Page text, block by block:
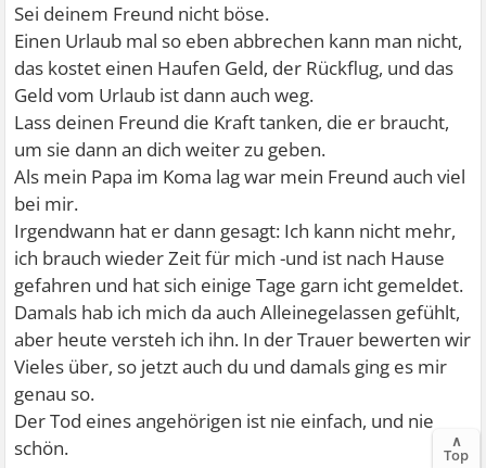
Sei deinem Freund nicht böse.
Einen Urlaub mal so eben abbrechen kann man nicht,
das kostet einen Haufen Geld, der Rückflug, und das
Geld vom Urlaub ist dann auch weg.
Lass deinen Freund die Kraft tanken, die er braucht,
um sie dann an dich weiter zu geben.
Als mein Papa im Koma lag war mein Freund auch viel
bei mir.
Irgendwann hat er dann gesagt: Ich kann nicht mehr,
ich brauch wieder Zeit für mich -und ist nach Hause
gefahren und hat sich einige Tage garn icht gemeldet.
Damals hab ich mich da auch Alleinegelassen gefühlt,
aber heute versteh ich ihn. In der Trauer bewerten wir
Vieles über, so jetzt auch du und damals ging es mir
genau so.
Der Tod eines angehörigen ist nie einfach, und nie
schön.
∧
Top